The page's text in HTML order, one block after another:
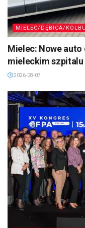
MIELEC/DĘBICA/
Mielec: Nowe
mieleckim szpitalu
2026-08-07